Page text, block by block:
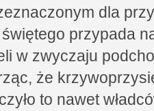
dla
przypada
w zwyczaju
że
to nawet